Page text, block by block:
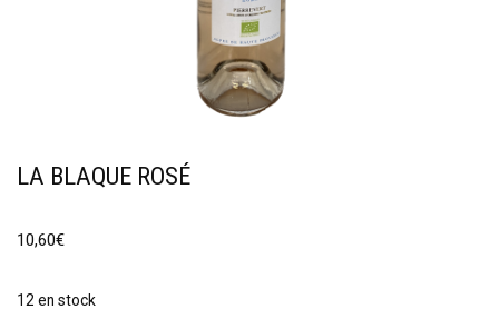
LA BLAQUE ROSÉ
10,60€
12 en stock